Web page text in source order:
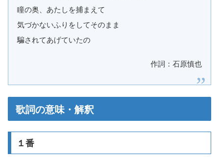
瞳の奥、あたしを捕まえて
気づかないふりをしてそのまま
騙されてあげていたの
作詞：石原慎也
歌詞の意味・解釈
１番